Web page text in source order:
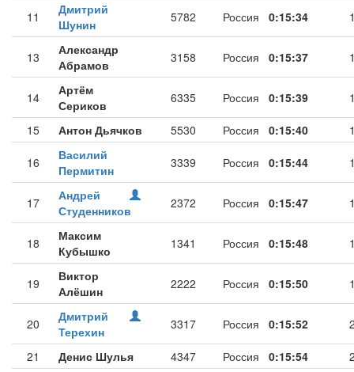
11
Дмитрий
Шунин
5782 Россия 0:15:34
13
Александр
Абрамов
3158 Россия 0:15:37
14
Артём
Сериков
6335 Россия 0:15:39
15 Антон Дьячков 5530 Россия 0:15:40
16
Василий
Пермитин
3339 Россия 0:15:44
17
Андрей
Студенников
2372 Россия 0:15:47
18
Максим
Кубышко
1341 Россия 0:15:48
19
Виктор
Алёшин
2222 Россия 0:15:50
20
Дмитрий
Терехин
3317 Россия 0:15:52
21 Денис Шулья 4347 Россия 0:15:54